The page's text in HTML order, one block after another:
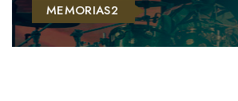
MEMORIAS2